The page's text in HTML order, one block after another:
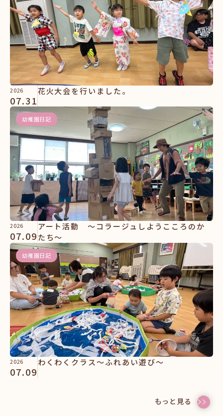
2026
07.31
花火大会を行いました。
幼稚園日記
2026
07.09
アート活動 ～コラージュしようこころのか
たち～
幼稚園日記
2026
07.09
わくわくクラス～ふれあい遊び～
もっと見る